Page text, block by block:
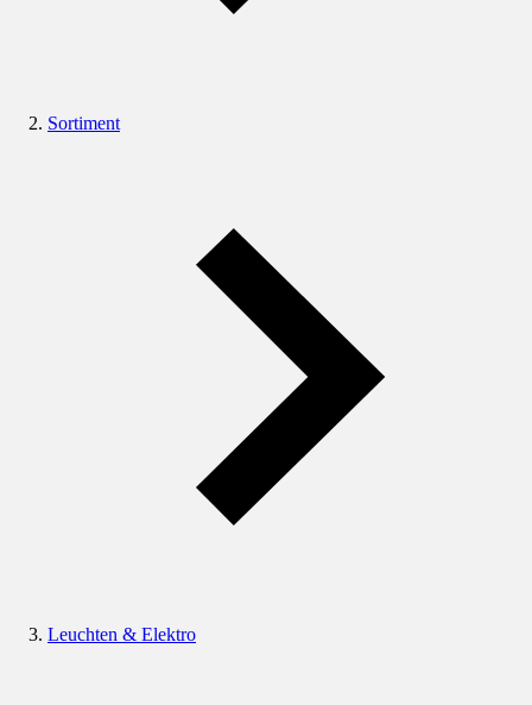
Sortiment
Leuchten & Elektro